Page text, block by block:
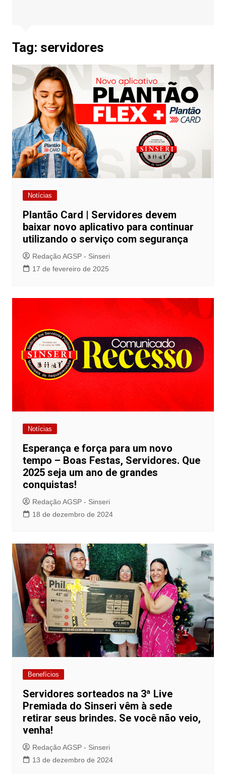
Tag: servidores
Notícias
Plantão Card | Servidores devem
baixar novo aplicativo para continuar
utilizando o serviço com segurança
Redação AGSP - Sinseri
17 de fevereiro de 2025
Notícias
Esperança e força para um novo
tempo – Boas Festas, Servidores. Que
2025 seja um ano de grandes
conquistas!
Redação AGSP - Sinseri
18 de dezembro de 2024
Benefícios
Servidores sorteados na 3ª Live
Premiada do Sinseri vêm à sede
retirar seus brindes. Se você não veio,
venha!
Redação AGSP - Sinseri
13 de dezembro de 2024